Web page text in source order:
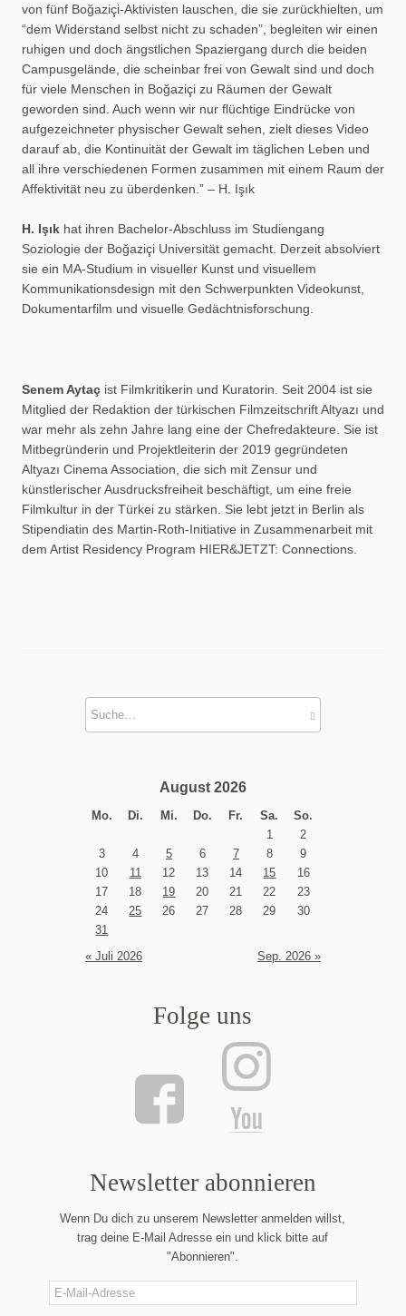
von fünf Boğaziçi-Aktivisten lauschen, die sie zurückhielten, um
“dem Widerstand selbst nicht zu schaden”, begleiten wir einen
ruhigen und doch ängstlichen Spaziergang durch die beiden
Campusgelände, die scheinbar frei von Gewalt sind und doch
für viele Menschen in Boğaziçi zu Räumen der Gewalt
geworden sind. Auch wenn wir nur flüchtige Eindrücke von
aufgezeichneter physischer Gewalt sehen, zielt dieses Video
darauf ab, die Kontinuität der Gewalt im täglichen Leben und
all ihre verschiedenen Formen zusammen mit einem Raum der
Affektivität neu zu überdenken.” – H. Işık
H. Işıkhat ihren Bachelor-Abschluss im Studiengang
Soziologie der Boğaziçi Universität gemacht. Derzeit absolviert
sie ein MA-Studium in visueller Kunst und visuellem
Kommunikationsdesign mit den Schwerpunkten Videokunst,
Dokumentarfilm und visuelle Gedächtnisforschung.
Senem Aytaçist Filmkritikerin und Kuratorin. Seit 2004 ist sie
Mitglied der Redaktion der türkischen Filmzeitschrift Altyazı und
war mehr als zehn Jahre lang eine der Chefredakteure. Sie ist
Mitbegründerin und Projektleiterin der 2019 gegründeten
Altyazı Cinema Association, die sich mit Zensur und
künstlerischer Ausdrucksfreiheit beschäftigt, um eine freie
Filmkultur in der Türkei zu stärken. Sie lebt jetzt in Berlin als
Stipendiatin des Martin-Roth-Initiative in Zusammenarbeit mit
dem Artist Residency Program HIER&JETZT: Connections.
August 2026
Mo. Di. Mi. Do. Fr. Sa. So.
« Juli 2026 Sep. 2026 »
1
2
3
4 5 6 7 8
9
10
11 12 13 14 15
16
17
18 19 20 21 22
23
24
25 26 27 28 29
30
31
Folge uns
Newsletter abonnieren
Wenn Du dich zu unserem Newsletter anmelden willst,
trag deine E-Mail Adresse ein und klick bitte auf
"Abonnieren".